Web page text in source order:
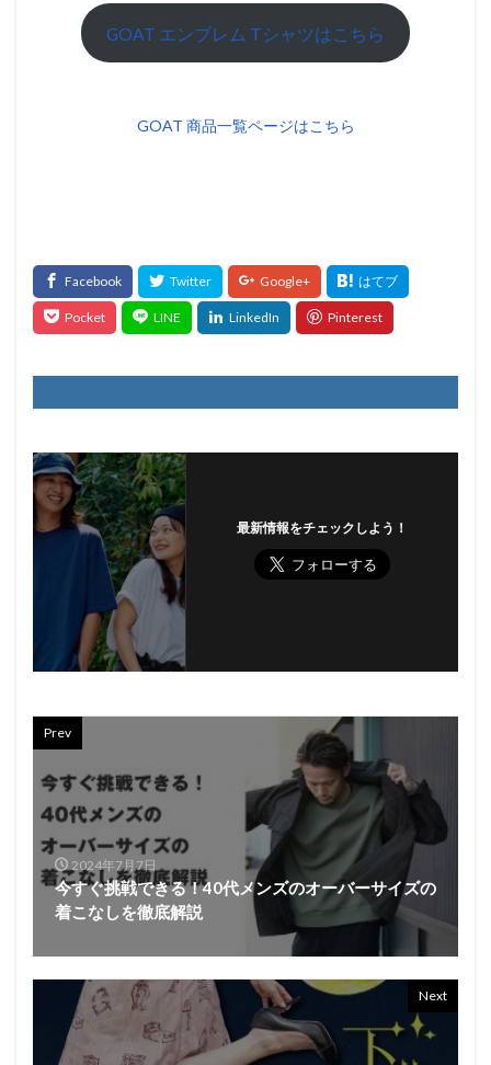
GOAT エンブレム Tシャツはこちら
GOAT 商品一覧ページはこちら
最新情報をチェックしよう！
Prev
2024年7月7日
今すぐ挑戦できる！40代メンズのオーバーサイズの
着こなしを徹底解説
Next